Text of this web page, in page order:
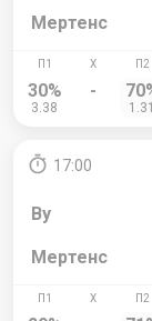
Мертенс
30%
3.38
-
1.31
17:00
Ву
Мертенс